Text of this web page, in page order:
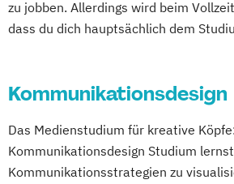
zu jobben. Allerdings wird beim
dass du dich hauptsächlich dem
Kommunikationsdesign
Das Medienstudium für kreative
Kommunikationsdesign Studium
Kommunikationsstrategien zu